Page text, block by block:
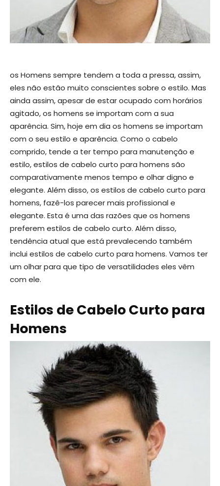
os Homens sempre tendem a toda a pressa, assim,
eles não estão muito conscientes sobre o estilo. Mas
ainda assim, apesar de estar ocupado com horários
agitado, os homens se importam com a sua
aparência. Sim, hoje em dia os homens se importam
com o seu estilo e aparência. Como o cabelo
comprido, tende a ter tempo para manutenção e
estilo, estilos de cabelo curto para homens são
comparativamente menos tempo e olhar digno e
elegante. Além disso, os estilos de cabelo curto para
homens, fazê-los parecer mais profissional e
elegante. Esta é uma das razões que os homens
preferem estilos de cabelo curto. Além disso,
tendência atual que está prevalecendo também
inclui estilos de cabelo curto para homens. Vamos ter
um olhar para que tipo de versatilidades eles vêm
com ele.
Estilos de Cabelo Curto para
Homens